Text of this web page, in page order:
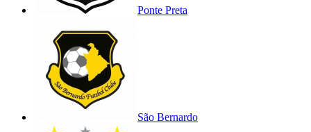
Ponte Preta
São Bernardo